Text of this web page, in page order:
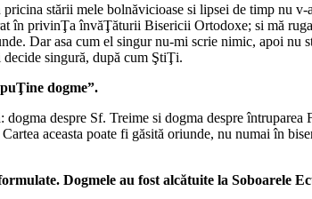
stării mele bolnăvicioase si lipsei de timp nu
în privinŢa învăŢăturii Bisericii Ortodoxe; si mă
Dar asa cum el singur nu-mi scrie nimic, apoi
singură, după cum ŞtiŢi.
dogme”.
despre Sf. Treime si dogma despre
aceasta poate fi găsită oriunde, nu numai în
Dogmele au fost alcătuite la Soboarele